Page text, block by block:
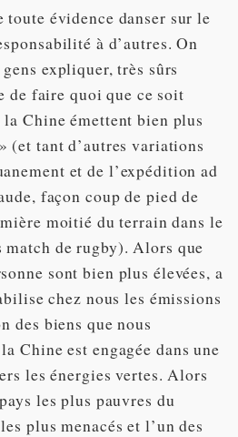
toute évidence danser sur le
à d’autres. On
expliquer, très sûrs
de faire quoi que ce soit
Chine émettent bien plus
(et tant d’autres variations
et de l’expédition ad
façon coup de pied de
moitié du terrain dans le
match de rugby). Alors que
sont bien plus élevées, a
chez nous les émissions
des biens que nous
Chine est engagée dans une
les énergies vertes. Alors
les plus pauvres du
plus menacés et l’un des